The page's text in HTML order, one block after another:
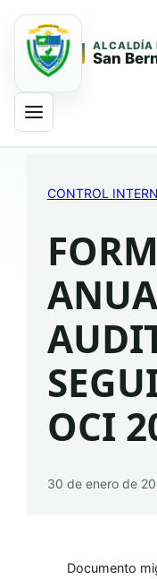
contenido
contenido
ALCALDÍA
San
CONTROL
OCI
30 de enero de
Documento